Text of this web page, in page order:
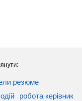
резюме
робота керівник